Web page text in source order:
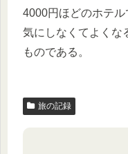
4000円ほどのホテ
気にしなくてよくな
ものである。
旅の記録